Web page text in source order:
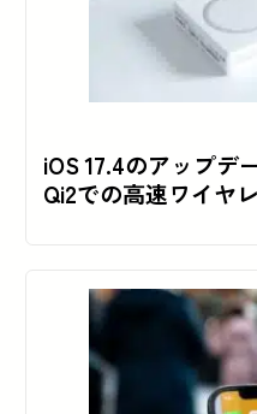
iOS 17.4のアップデ
Qi2での高速ワイヤ